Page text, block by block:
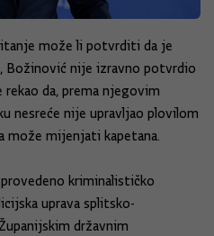
može li potvrditi da je
Božinović nije izravno potvrdio
da, prema njegovim
nesreće nije upravljao plovilom
može mijenjati kapetana.
kriminalističko
uprava splitsko-
državnim